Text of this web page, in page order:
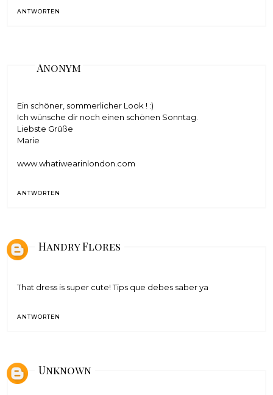
ANTWORTEN
Anonym
Ein schöner, sommerlicher Look ! :)
Ich wünsche dir noch einen schönen Sonntag.
Liebste Grüße
Marie
www.whatiwearinlondon.com
ANTWORTEN
Handry Flores
That dress is super cute!Tips que debes saber ya
ANTWORTEN
Unknown